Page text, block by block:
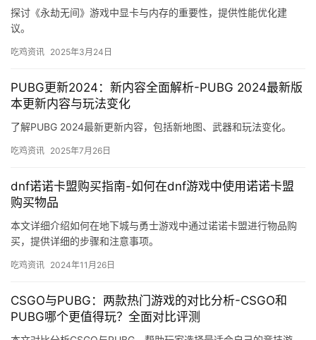
探讨《永劫无间》游戏中显卡与内存的重要性，提供性能优化建
议。
吃鸡资讯 2025年3月24日
PUBG更新2024：新内容全面解析-PUBG 2024最新版
本更新内容与玩法变化
了解PUBG 2024最新更新内容，包括新地图、武器和玩法变化。
吃鸡资讯 2025年7月26日
dnf诺诺卡盟购买指南-如何在dnf游戏中使用诺诺卡盟
购买物品
本文详细介绍如何在地下城与勇士游戏中通过诺诺卡盟进行物品购
买，提供详细的步骤和注意事项。
吃鸡资讯 2024年11月26日
CSGO与PUBG：两款热门游戏的对比分析-CSGO和
PUBG哪个更值得玩？全面对比评测